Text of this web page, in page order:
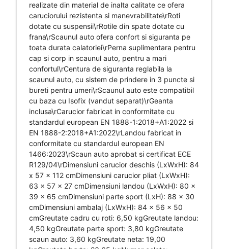
realizate din material de inalta calitate ce ofera
caruciorului rezistenta si manevrabilitate\rRoti
dotate cu suspensii\rRotile din spate dotate cu
frana\rScaunul auto ofera confort si siguranta pe
toata durata calatoriei\rPerna suplimentara pentru
cap si corp in scaunul auto, pentru a mari
confortul\rCentura de siguranta reglabila la
scaunul auto, cu sistem de prindere in 3 puncte si
bureti pentru umeri\rScaunul auto este compatibil
cu baza cu Isofix (vandut separat)\rGeanta
inclusa\rCarucior fabricat in conformitate cu
standardul european EN 1888-1:2018+A1:2022 si
EN 1888-2:2018+A1:2022\rLandou fabricat in
conformitate cu standardul european EN
1466:2023\rScaun auto aprobat si certificat ECE
R129/04\rDimensiuni carucior deschis (LxWxH): 84
x 57 x 112 cmDimensiuni carucior pliat (LxWxH):
63 x 57 x 27 cmDimensiuni landou (LxWxH): 80 x
39 x 65 cmDimensiuni parte sport (LxH): 88 x 30
cmDimensiuni ambalaj (LxWxH): 84 x 56 x 50
cmGreutate cadru cu roti: 6,50 kgGreutate landou:
4,50 kgGreutate parte sport: 3,80 kgGreutate
scaun auto: 3,60 kgGreutate neta: 19,00